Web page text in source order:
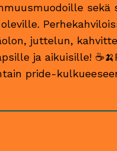
sekä
juttelun,
ja aikuisille!
pride-